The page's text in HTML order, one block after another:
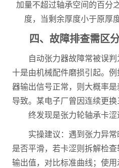
加量不超过轴承空间的百分
度，当剩余厚度小于原厚
四、故障排查需区
自动张力器故障常被误
十是由机械配件磨损引起。
器输出信号正常，则大概率
导致。某电子厂曾因连续更
终发现是张力轮轴承卡涩
实操建议：遇到张力异
是否平滑，若卡涩则拆解检
输出值，对比标准曲线；使用